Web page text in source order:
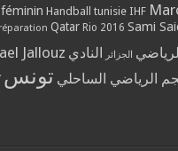
Handball tunisie IHF
Qatar Rio 2016 Sami
Jallouz الجزائر النادي
الرياضي الساحلي تونس